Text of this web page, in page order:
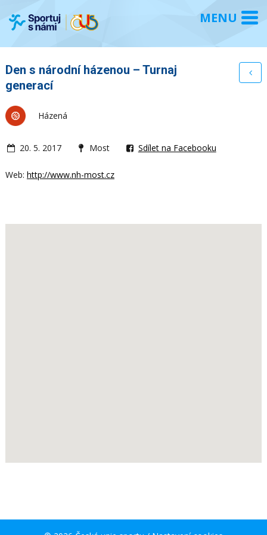
Den s národní házenou – Turnaj
generací
Házená
20. 5. 2017 Most Sdílet na Facebooku
Web: http://www.nh-most.cz